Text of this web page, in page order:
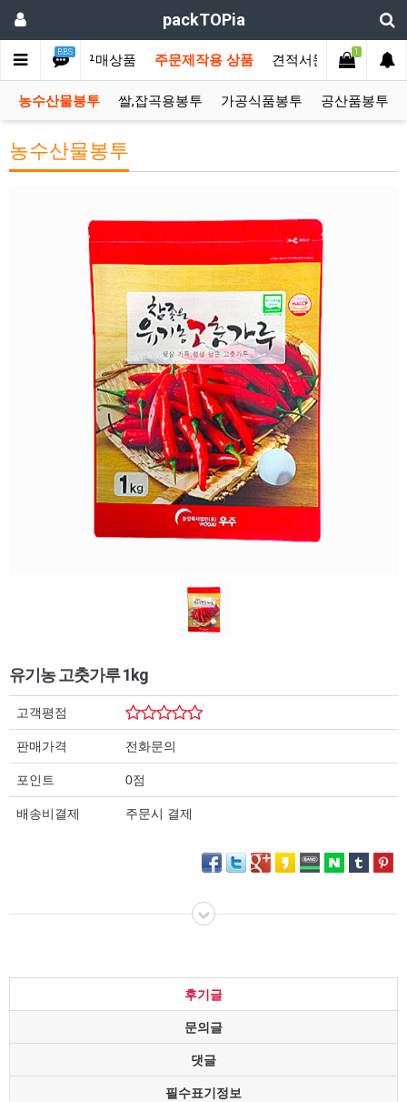
packTOPia
BBS
메인 즉시구매상품 주문제작용 상품 견적서문의 커뮤니
1
농수산물봉투 쌀,잡곡용봉투 가공식품봉투 공산품봉투
농수산물봉투
유기농 고춧가루 1kg
고객평점
판매가격 전화문의
포인트 0점
배송비결제 주문시 결제
후기글
문의글
댓글
필수표기정보